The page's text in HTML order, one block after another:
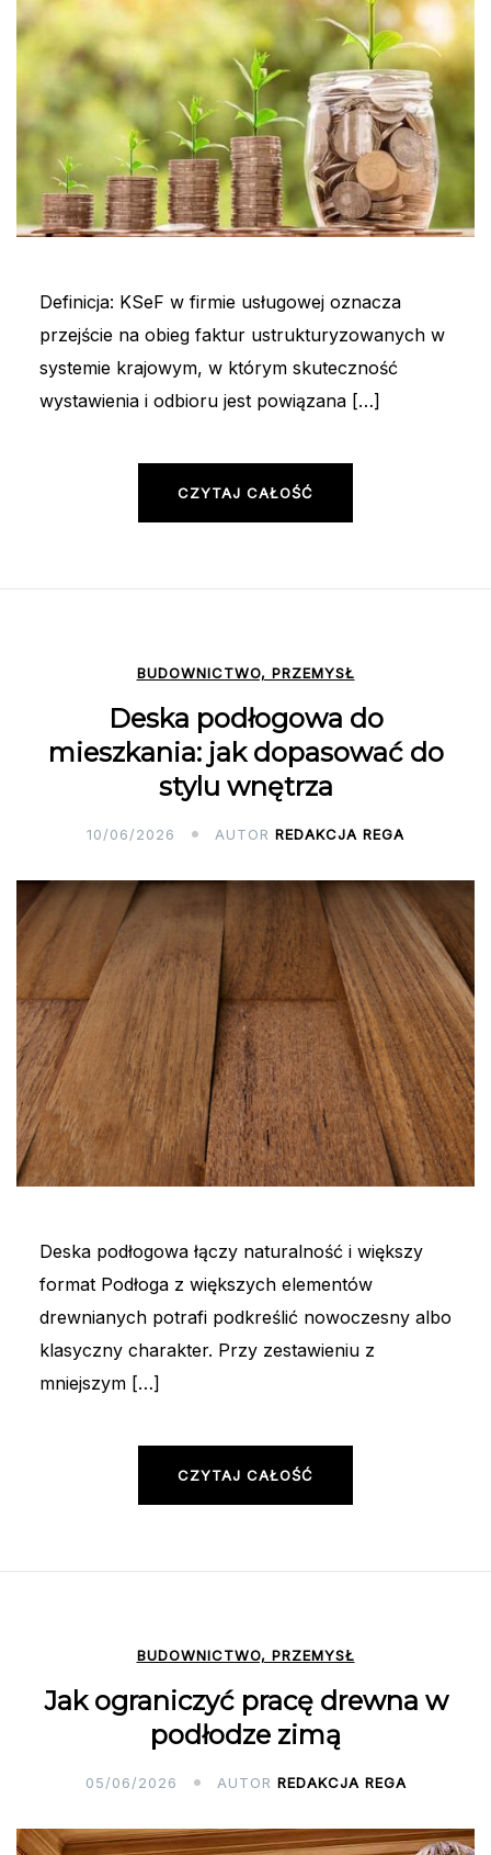
Definicja: KSeF w firmie usługowej oznacza
przejście na obieg faktur ustrukturyzowanych w
systemie krajowym, w którym skuteczność
wystawienia i odbioru jest powiązana […]
CZYTAJ CAŁOŚĆ
BUDOWNICTWO, PRZEMYSŁ
Deska podłogowa do
mieszkania: jak dopasować do
stylu wnętrza
10/06/2026 AUTOR REDAKCJA REGA
Deska podłogowa łączy naturalność i większy
format Podłoga z większych elementów
drewnianych potrafi podkreślić nowoczesny albo
klasyczny charakter. Przy zestawieniu z
mniejszym […]
CZYTAJ CAŁOŚĆ
BUDOWNICTWO, PRZEMYSŁ
Jak ograniczyć pracę drewna w
podłodze zimą
05/06/2026 AUTOR REDAKCJA REGA